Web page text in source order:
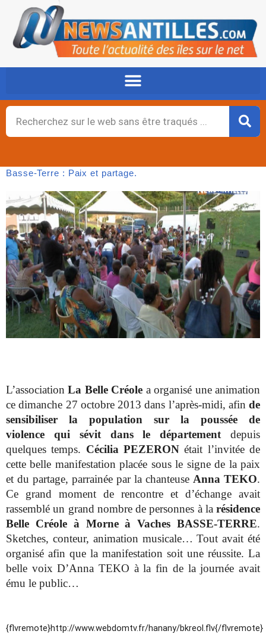
contenu
Rechercher
Basse-Terre : Paix et partage.
L’association La Belle Créole a organisé une animation
ce dimanche 27 octobre 2013 dans l’après-midi, afin de
sensibiliser la population sur la poussée de
violence
qui sévit dans le département
depuis
quelques temps. Cécilia PEZERON était l’invitée de
cette belle manifestation placée sous le signe de la paix
et du partage, parrainée par la chanteuse Anna TEKO.
Ce grand moment de rencontre et d’échange avait
rassemblé un grand nombre de personnes à la résidence
Belle Créole à Morne à Vaches BASSE-TERRE.
Sketches, conteur, animation musicale… Tout avait été
organisé afin que la manifestation soit une réussite. La
belle voix D’Anna TEKO à la fin de la journée avait
ému le public…
{flvremote}http://www.webdomtv.fr/hanany/bkreol.flv{/flvremote}